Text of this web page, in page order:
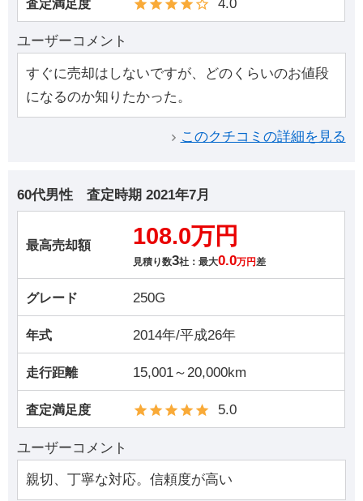
査定満足度 4.0
ユーザーコメント
すぐに売却はしないですが、どのくらいのお値段
になるのか知りたかった。
このクチコミの詳細を見る
60代男性 査定時期 2021年7月
最高売却額 108.0万円
見積り数3社：最大0.0万円差
グレード 250G
年式 2014年/平成26年
走行距離 15,001～20,000km
査定満足度 5.0
ユーザーコメント
親切、丁寧な対応。信頼度が高い